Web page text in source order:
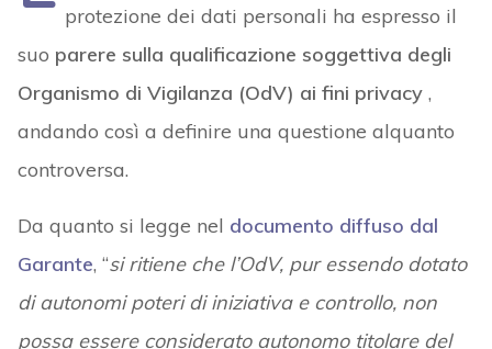
protezione dei dati personali ha espresso il
suo parere sulla qualificazione soggettiva degli
Organismo di Vigilanza (OdV) ai fini privacy ,
andando così a definire una questione alquanto
controversa.
Da quanto si legge nel documento diffuso dal
Garante, “si ritiene che l’OdV, pur essendo dotato
di autonomi poteri di iniziativa e controllo, non
possa essere considerato autonomo titolare del